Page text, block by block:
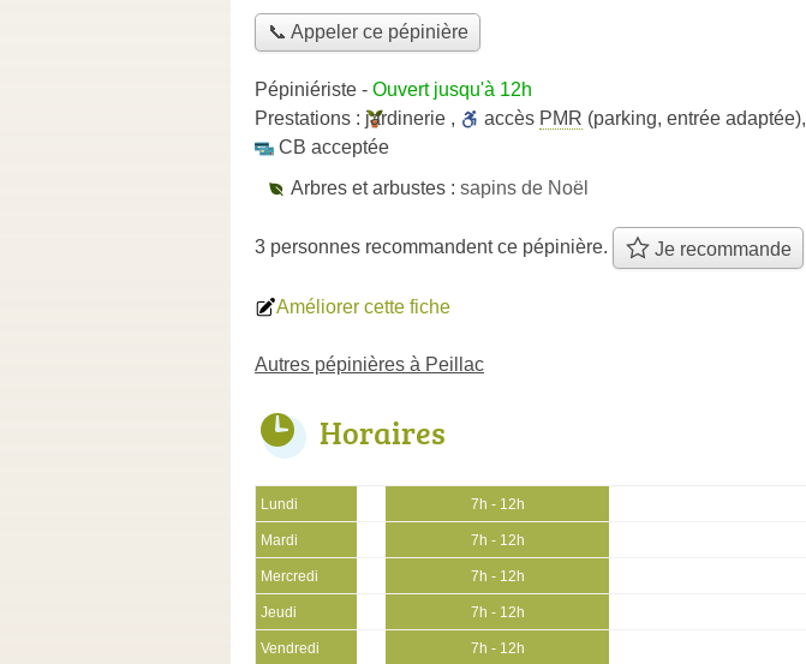
📞 Appeler ce pépinière
Pépiniériste - Ouvert jusqu'à 12h
Prestations : jardinerie , accès PMR (parking, entrée adaptée),
CB acceptée
Arbres et arbustes : sapins de Noël
3 personnes recommandentce pépinière. Je recommande
Améliorer cette fiche
Autres pépinières à Peillac
Horaires
Lundi 7h - 12h
Mardi 7h - 12h
Mercredi 7h - 12h
Jeudi 7h - 12h
Vendredi 7h - 12h